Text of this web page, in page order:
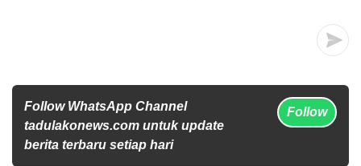
Follow WhatsApp Channel
tadulakonews.com untuk update
berita terbaru setiap hari
Follow